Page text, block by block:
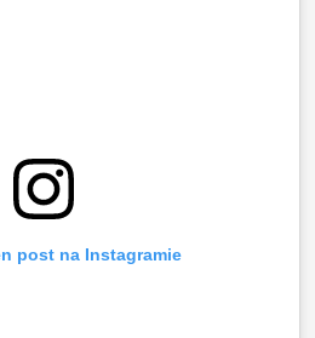
post na Instagramie